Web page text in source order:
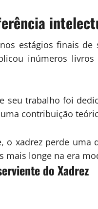
estágios finais
inúmeros
seu trabalho foi
contribuição
o xadrez perde uma
mais longe na era
do Xadrez